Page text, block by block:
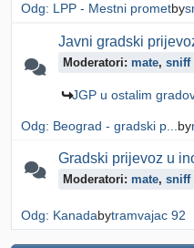
Odg: LPP - Mestni prometby
Javni gradski
Moderatori: mate, sniff
JGP u ostalim
Odg: Beograd - gradski p... by
Gradski prijevoz u
Moderatori: mate, sniff
Odg: Kanadabytramvajac 92